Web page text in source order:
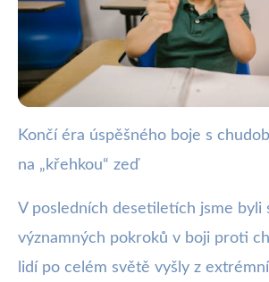
webya.cz
Končí boj proti chudobě?
Narůstající výzvy a nové
28. 12. 2025 · 4 min čtení · Autor: Kristián
Končí éra úspěšného boje s
na „křehkou“ zeď
V posledních desetiletích jsme byli
významných pokroků v boji proti
lidí po celém světě vyšly z